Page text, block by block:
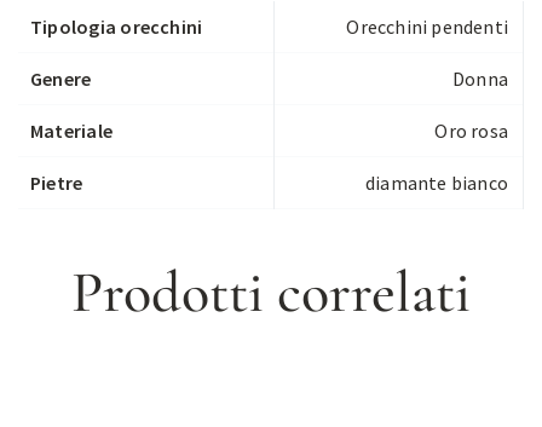
Tipologia orecchini Orecchini pendenti
Genere Donna
Materiale Oro rosa
Pietre diamante bianco
Prodotti correlati